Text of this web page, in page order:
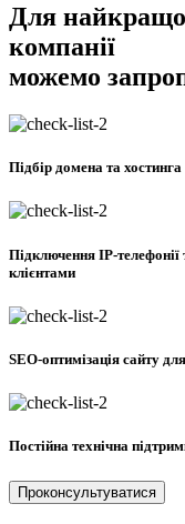
Для
компанії
можемо
Підбір домена та хостинга
Підключення IP-телефонії
клієнтами
SEO-оптимізація сайту
Постійна технічна
Проконсультуватися